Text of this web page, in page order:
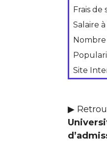
Frais de
Salaire
Site
▶